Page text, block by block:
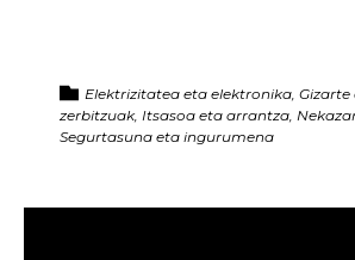
Elektrizitatea eta elektronika,
zerbitzuak, Itsasoa eta arrantza,
Segurtasuna eta ingurumena